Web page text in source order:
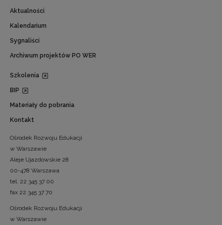
Aktualności
Kalendarium
Sygnaliści
Archiwum projektów PO WER
Szkolenia
BIP
Materiały do pobrania
Kontakt
Ośrodek Rozwoju Edukacji
w Warszawie
Aleje Ujazdowskie 28
00-478 Warszawa
tel. 22 345 37 00
fax 22 345 37 70
Ośrodek Rozwoju Edukacji
w Warszawie